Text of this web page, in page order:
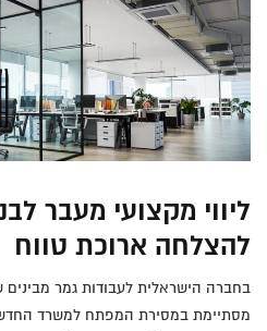
ליווי מקצועי מעבר
להצלחה ארוכת טווח
בחברה הישראלית לעבודות גמר
מסתיימת במסירת המפתח למשרד